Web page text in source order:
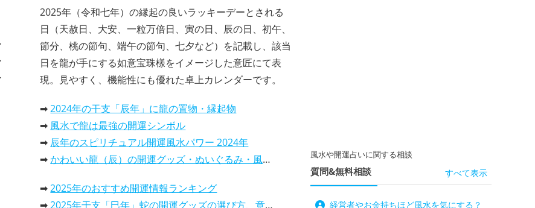
2025年（令和七年）の縁起の良いラッキーデーとされる
日（天赦日、大安、一粒万倍日、寅の日、辰の日、初午、
節分、桃の節句、端午の節句、七夕など）を記載し、該当
日を龍が手にする如意宝珠樣をイメージした意匠にて表
現。見やすく、機能性にも優れた卓上カレンダーです。
➡2024年の干支「辰年」に龍の置物・縁起物
➡ 風水で龍は最強の開運シンボル
➡ 辰年のスピリチュアル開運風水パワー 2024年
➡かわいい龍（辰）の開運グッズ・ぬいぐるみ・風水置物
➡2025年のおすすめ開運情報ランキング
➡2025年干支「巳年」蛇の開運グッズの選び方、意味と効果と活用法
風水や開運占いに関する相談
質問&無料相談 すべて表示
経営者やお金持ちほど風水を気にする？